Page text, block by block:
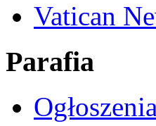
Vatican
Parafia